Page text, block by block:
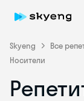
Skyeng Все
Носители